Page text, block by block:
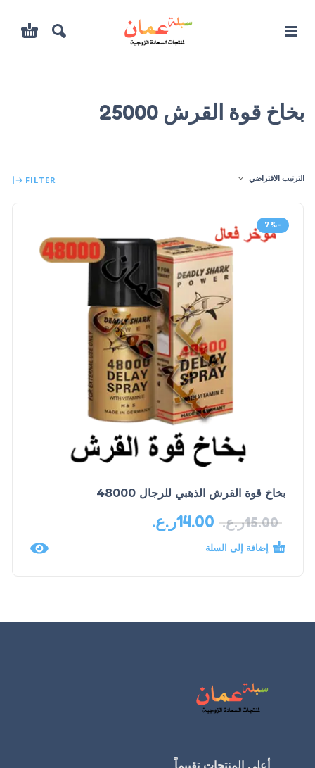
بخاخ قوة القرش 25000
الترتيب الافتراضي FILTER
-7%
بخاخ قوة القرش الذهبي للرجال 48000
15.00ر.ع. 14.00ر.ع.
إضافة إلى السلة
أعلى المنتجات تقييماً